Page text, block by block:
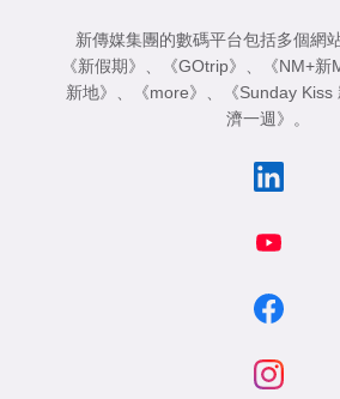
新傳媒集團的數碼平台包括多個網
《新假期》 、 《GOtrip》 、 《NM+新
新地》 、 《more》 、 《Sunday Kiss
濟一週》 。